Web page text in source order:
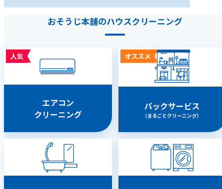
おそうじ本舗のハウスクリーニング
人気
エアコン
クリーニング
オススメ
パックサービス
（まるごとクリーニング）